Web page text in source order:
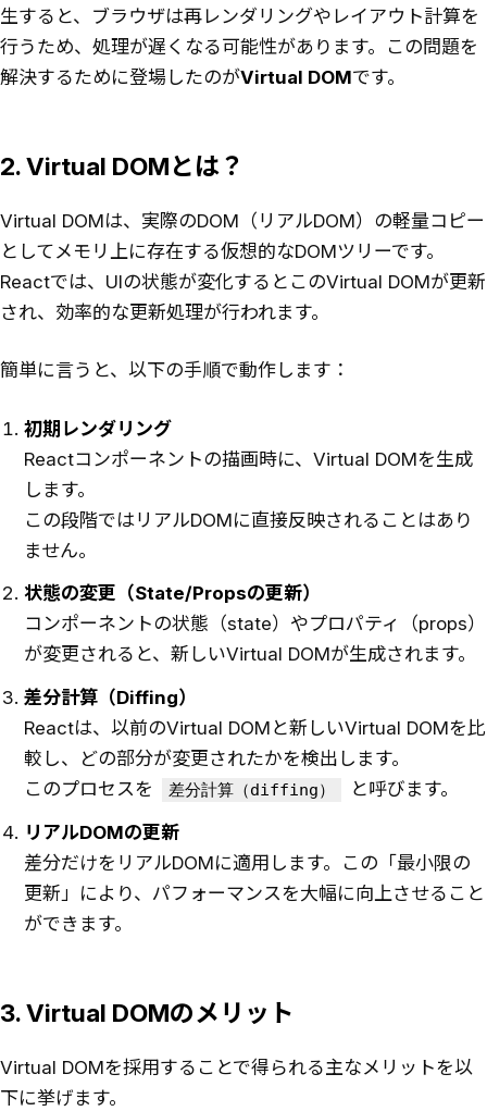
生すると、ブラウザは再レンダリングやレイアウト計算を
行うため、処理が遅くなる可能性があります。この問題を
解決するために登場したのがVirtual DOMです。
2. Virtual DOMとは？
Virtual DOMは、実際のDOM（リアルDOM）の軽量コピー
としてメモリ上に存在する仮想的なDOMツリーです。
Reactでは、UIの状態が変化するとこのVirtual DOMが更新
され、効率的な更新処理が行われます。
簡単に言うと、以下の手順で動作します：
初期レンダリング
Reactコンポーネントの描画時に、Virtual DOMを生成
します。
この段階ではリアルDOMに直接反映されることはあり
ません。
状態の変更（State/Propsの更新）
コンポーネントの状態（state）やプロパティ（props）
が変更されると、新しいVirtual DOMが生成されます。
差分計算（Diffing）
Reactは、以前のVirtual DOMと新しいVirtual DOMを比
較し、どの部分が変更されたかを検出します。
このプロセスを
差分計算（diffing）
と呼びます。
リアルDOMの更新
差分だけをリアルDOMに適用します。この「最小限の
更新」により、パフォーマンスを大幅に向上させること
ができます。
3. Virtual DOMのメリット
Virtual DOMを採用することで得られる主なメリットを以
下に挙げます。